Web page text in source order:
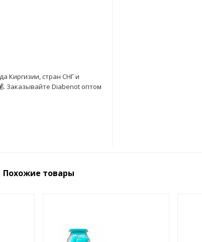
Киргизии, стран СНГ и
Заказывайте Diabenot оптом
Похожие товары